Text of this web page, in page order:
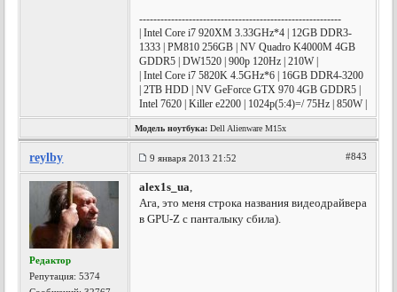
---------------------------------------------------------
| Intel Core i7 920XM 3.33GHz*4 | 12GB DDR3-
1333 | PM810 256GB | NV Quadro K4000M 4GB
GDDR5 | DW1520 | 900p 120Hz | 210W |
| Intel Core i7 5820K 4.5GHz*6 | 16GB DDR4-3200
| 2TB HDD | NV GeForce GTX 970 4GB GDDR5 |
Intel 7620 | Killer e2200 | 1024p(5:4)=/ 75Hz | 850W |
Модель ноутбука: Dell Alienware M15x
reylby 9 января 2013 21:52 #843
Редактор
Репутация:5374
alex1s_ua,
Ага, это меня строка названия видеодрайвера
в GPU-Z с панталыку сбила).